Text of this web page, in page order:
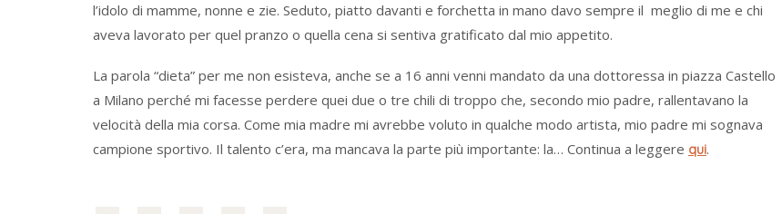
l’idolo di mamme, nonne e zie. Seduto, piatto davanti e forchetta in mano davo sempre il meglio di me e chi
aveva lavorato per quel pranzo o quella cena si sentiva gratificato dal mio appetito.
La parola “dieta” per me non esisteva, anche se a 16 anni venni mandato da una dottoressa in piazza Castello
a Milano perché mi facesse perdere quei due o tre chili di troppo che, secondo mio padre, rallentavano la
velocità della mia corsa. Come mia madre mi avrebbe voluto in qualche modo artista, mio padre mi sognava
campione sportivo. Il talento c’era, ma mancava la parte più importante: la… Continua a leggere qui.